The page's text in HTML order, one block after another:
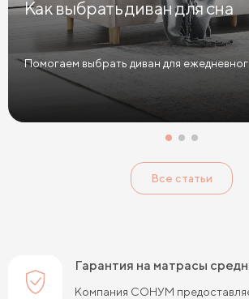
Матрасы с эффектом памяти
Матрасы с 5 зонами жесткости
Матрасы с 7 зонами жесткости
Двуспальные матрасы Матрасы для
Односпальные матрасы 80х190
Как выбрать диван для сна
Помогаем выбрать диван для
Все статьи
Гарантия на матрасы
Компания СОНУМ